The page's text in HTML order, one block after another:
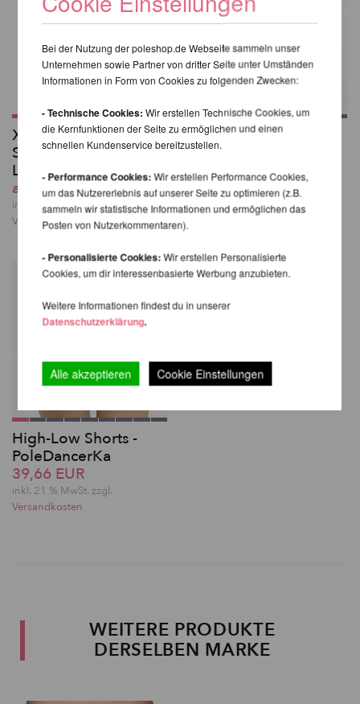
X-Pole Pro XPert
Spinning Pole mit X-
Lock
ab 405,71 EUR
inkl. 21 % MwSt. zzgl.
Versandkosten
Poledancerka
Knieschützer©
42,71 EUR
inkl. 21 % MwSt. zzgl.
Versandkosten
High-Low Shorts -
PoleDancerKa
39,66 EUR
inkl. 21 % MwSt. zzgl.
Versandkosten
WEITERE PRODUKTE
DERSELBEN MARKE
Bei der Nutzung der poleshop.de Webseite sammeln unser
Unternehmen sowie Partner von dritter Seite unter Umständen
Informationen in Form von Cookies zu folgenden Zwecken:
- Technische Cookies: Wir erstellen Technische Cookies, um
die Kernfunktionen der Seite zu ermöglichen und einen
schnellen Kundenservice bereitzustellen.
- Performance Cookies:Wir erstellen Performance Cookies,
um das Nutzererlebnis auf unserer Seite zu optimieren (z.B.
sammeln wir statistische Informationen und ermöglichen das
Posten von Nutzerkommentaren).
- Personalisierte Cookies:Wir erstellen Personalisierte
Cookies, um dir interessenbasierte Werbung anzubieten.
Weitere Informationen findest du in unserer
Datenschutzerklärung.
Alle akzeptieren Cookie Einstellungen